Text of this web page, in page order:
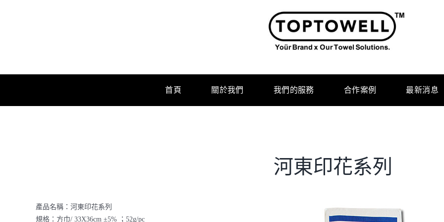
首頁 關於我們 我們的服務 合作案例 最新消息
河東印花系列
產品名稱：河東印花系列
規格：方巾/ 33X36cm ±5% ；52g/pc